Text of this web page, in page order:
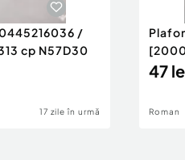
/
cp N57D30
17 zile în urmă
47
Roman